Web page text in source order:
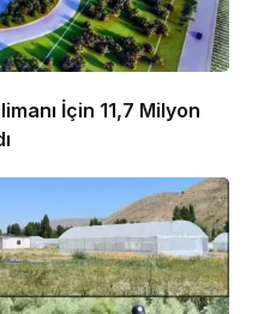
İçin 11,7 Milyon